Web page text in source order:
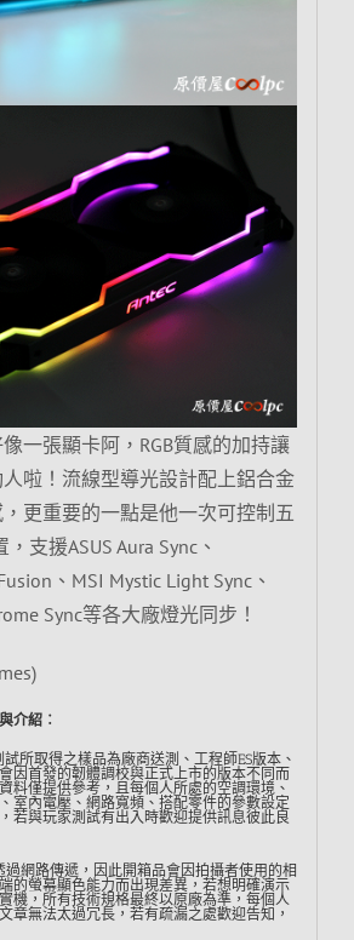
一張顯卡阿，RGB質感的加持讓
啦！流線型導光設計配上鋁合金
更重要的一點是他一次可控制五
支援ASUS Aura Sync、
、MSI Mystic Light Sync、
Sync等各大廠燈光同步！
介紹︰
所取得之樣品為廠商送測、工程師ES版本、
因首發的韌體調校與正式上市的版本不同而
料僅提供參考，且每個人所處的空調環境、
室內電壓、網路寬頻、搭配零件的參數設定
若與玩家測試有出入時歡迎提供訊息彼此良
過網路傳遞，因此開箱品會因拍攝者使用的相
的螢幕顯色能力而出現差異，若想明確演示
機，所有技術規格最終以原廠為準，每個人
章無法太過冗長，若有疏漏之處歡迎告知，